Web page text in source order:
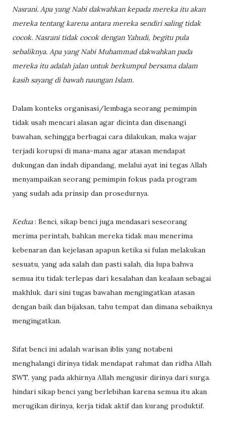
Nasrani. Apa yang Nabi dakwahkan kepada mereka itu akan
mereka tentang karena antara mereka sendiri saling tidak
cocok. Nasrani tidak cocok dengan Yahudi, begitu pula
sebaliknya. Apa yang Nabi Muhammad dakwahkan pada
mereka itu adalah jalan untuk berkumpul bersama dalam
kasih sayang di bawah naungan Islam.
Dalam konteks organisasi/lembaga seorang pemimpin
tidak usah mencari alasan agar dicinta dan disenangi
bawahan, sehingga berbagai cara dilakukan, maka wajar
terjadi korupsi di mana-mana agar atasan mendapat
dukungan dan indah dipandang, melalui ayat ini tegas Allah
menyampaikan seorang pemimpin fokus pada program
yang sudah ada prinsip dan prosedurnya.
Kedua: Benci, sikap benci juga mendasari seseorang
merima perintah, bahkan mereka tidak mau menerima
kebenaran dan kejelasan apapun ketika si fulan melakukan
sesuatu, yang ada salah dan pasti salah, dia lupa bahwa
semua itu tidak terlepas dari kesalahan dan kealaan sebagai
makhluk. dari sini tugas bawahan mengingatkan atasan
dengan baik dan bijaksan, tahu tempat dan dimana sebaiknya
mengingatkan.
Sifat benci ini adalah warisan iblis yang notabeni
menghalangi dirinya tidak mendapat rahmat dan ridha Allah
SWT. yang pada akhirnya Allah mengusir dirinya dari surga.
hindari sikap benci yang berlebihan karena semua itu akan
merugikan dirinya, kerja tidak aktif dan kurang produktif.